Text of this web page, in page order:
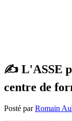
✍ L'ASSE
centre de
Posté parRomain